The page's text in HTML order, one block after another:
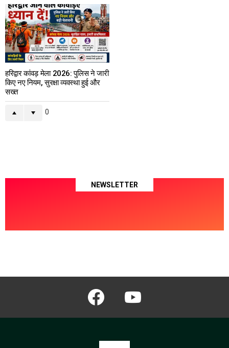
हरिद्वार कांवड़ मेला 2026: पुलिस ने जारी
किए नए नियम, सुरक्षा व्यवस्था हुई और
सख्त
0
NEWSLETTER
facebook youtube